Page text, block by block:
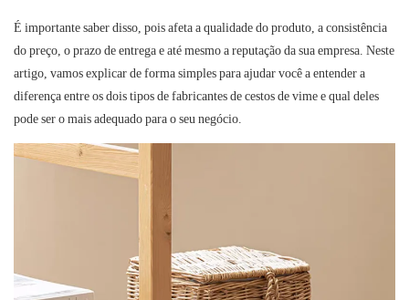
É importante saber disso, pois afeta a qualidade do produto, a consistência
do preço, o prazo de entrega e até mesmo a reputação da sua empresa. Neste
artigo, vamos explicar de forma simples para ajudar você a entender a
diferença entre os dois tipos de fabricantes de cestos de vime e qual deles
pode ser o mais adequado para o seu negócio.